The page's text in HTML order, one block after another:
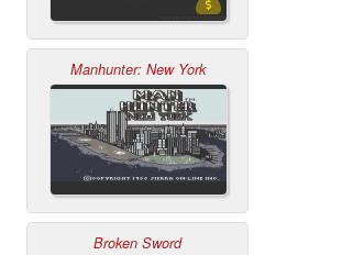
Manhunter: New York
Broken Sword